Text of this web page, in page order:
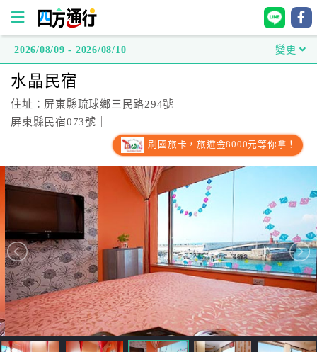
方
通
行
灣
訂
房
直
接
跟
2026/08/09 - 2026/08/10 變更
水晶民宿
住址：屏東縣琉球鄉三民路294號
屏東縣民宿073號｜
刷國旅卡，旅遊金8000元等你拿！